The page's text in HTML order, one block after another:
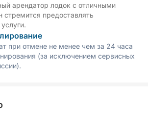
арендатор лодок с отличными
стремится предоставлять
при отмене не менее чем за 24 часа
(за исключением сервисных